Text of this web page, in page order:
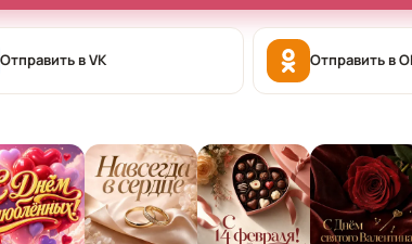
Отправить в VK Отправить в